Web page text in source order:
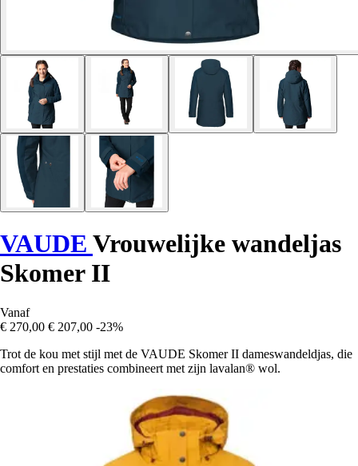
VAUDE Vrouwelijke wandeljas
Skomer II
Vanaf
€ 270,00 € 207,00 -23%
Trot de kou met stijl met de VAUDE Skomer II dameswandeldjas, die
comfort en prestaties combineert met zijn lavalan® wol.